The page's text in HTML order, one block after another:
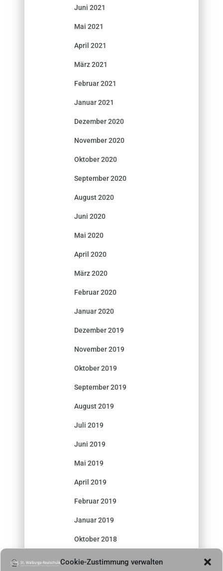
Cookie-Zustimmung verwalten
Juni 2021
Mai 2021
April 2021
März 2021
Februar 2021
Januar 2021
Dezember 2020
November 2020
Oktober 2020
September 2020
August 2020
Juni 2020
Mai 2020
April 2020
März 2020
Februar 2020
Januar 2020
Dezember 2019
November 2019
Oktober 2019
September 2019
August 2019
Juli 2019
Juni 2019
Mai 2019
April 2019
Februar 2019
Januar 2019
Oktober 2018
September 2018